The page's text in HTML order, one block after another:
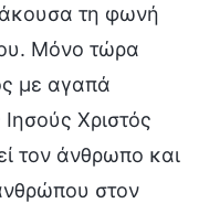
τη φωνή
Μόνο τώρα
με αγαπά
Χριστός
τον άνθρωπο και
στον